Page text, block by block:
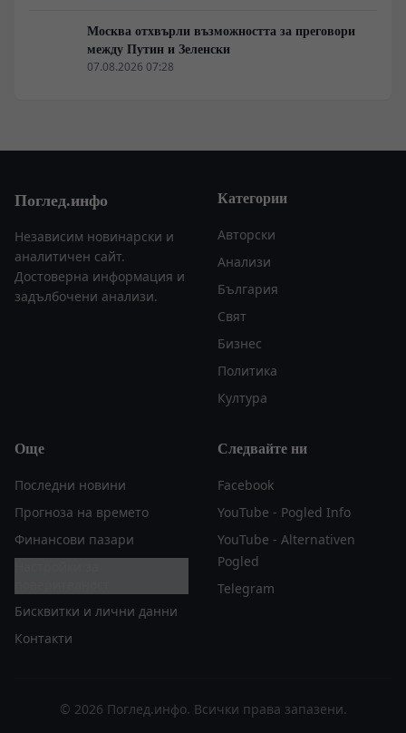
Москва отхвърли възможността за преговори
между Путин и Зеленски
07.08.2026 07:28
Поглед.инфо
Независим новинарски и
аналитичен сайт.
Достоверна информация и
задълбочени анализи.
Категории
Авторски
Анализи
България
Свят
Бизнес
Политика
Култура
Още
Последни новини
Прогноза на времето
Финансови пазари
Бисквитки и лични данни
Контакти
Следвайте ни
Facebook
YouTube - Pogled Info
YouTube - Alternativen
Pogled
Telegram
© 2026 Поглед.инфо. Всички права запазени.